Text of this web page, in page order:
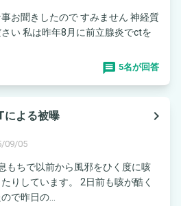
お聞きしたので すみません 神経質
炎でctを
5名が回答
による被曝
navigate_next
09/05
もちで以前から風邪をひく度に咳
りしています。 2日前も咳が酷く
で昨日の...